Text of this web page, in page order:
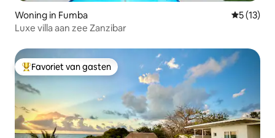
Woning in Fumba
5 (13)
Luxe villa aan zee Zanzibar
Topfavoriet van gasten
Favoriet van gasten